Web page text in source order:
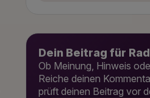
Dein Beitrag für
Ob Meinung, Hinweis
Reiche deinen
prüft deinen Beitrag vor